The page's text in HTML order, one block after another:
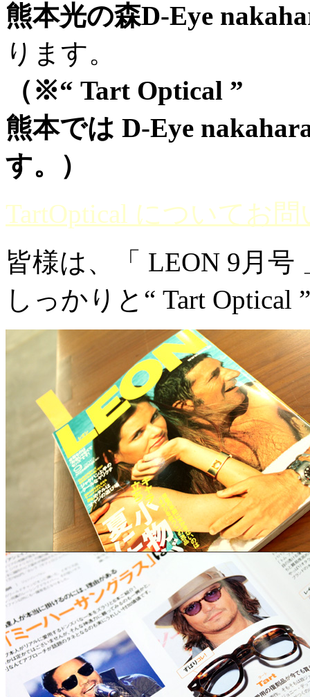
熊本光の森D-Eye
ります。
（※“ Tart Optical ”
熊本では D-Eye
す。）
TartOptical についてお
皆様は、「 LEON 9月
しっかりと“ Tart